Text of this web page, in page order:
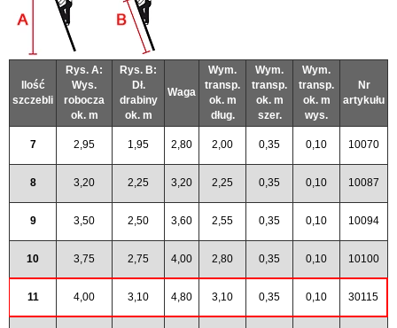
Ilość
szczebli
Rys. A:
Wys.
robocza
ok. m
Rys. B:
Dł.
drabiny
ok. m
Waga
Wym.
transp.
ok. m
dług.
Wym.
transp.
ok. m
szer.
Wym.
transp.
ok. m
wys.
Nr
artykułu
7 2,95 1,95 2,80 2,00 0,35 0,10 10070
8 3,20 2,25 3,20 2,25 0,35 0,10 10087
9 3,50 2,50 3,60 2,55 0,35 0,10 10094
10 3,75 2,75 4,00 2,80 0,35 0,10 10100
11 4,00 3,10 4,80 3,10 0,35 0,10 30115